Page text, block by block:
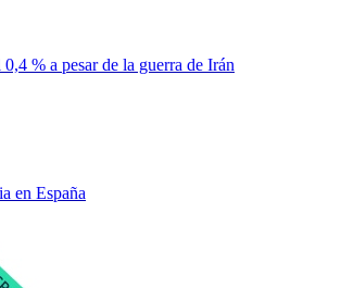
% a pesar de la guerra de Irán
en España